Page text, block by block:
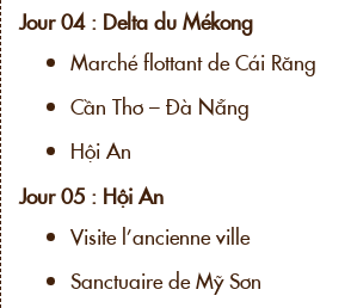
Jour 04 : Delta du Mékong
Marché flottant de Cái Răng
Cần Thơ – Đà Nẵng
Hội An
Jour 05 : Hội An
Visite l’ancienne ville
Sanctuaire de Mỹ Sơn